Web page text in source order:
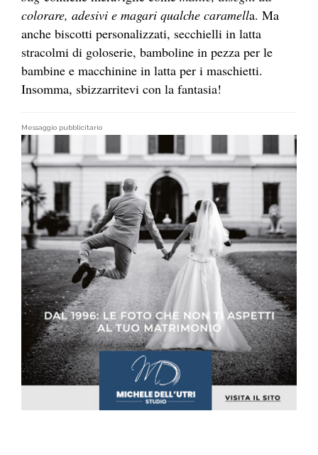
colorare, adesivi e magari qualche caramella. Ma
anche biscotti personalizzati, secchielli in latta
stracolmi di goloserie, bamboline in pezza per le
bambine e macchinine in latta per i maschietti.
Insomma, sbizzarritevi con la fantasia!
Messaggio pubblicitario